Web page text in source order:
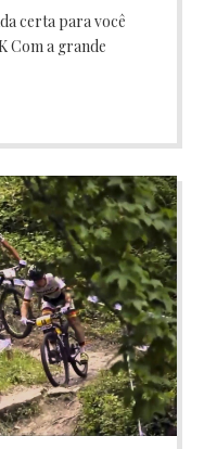
certa para você
Com a grande